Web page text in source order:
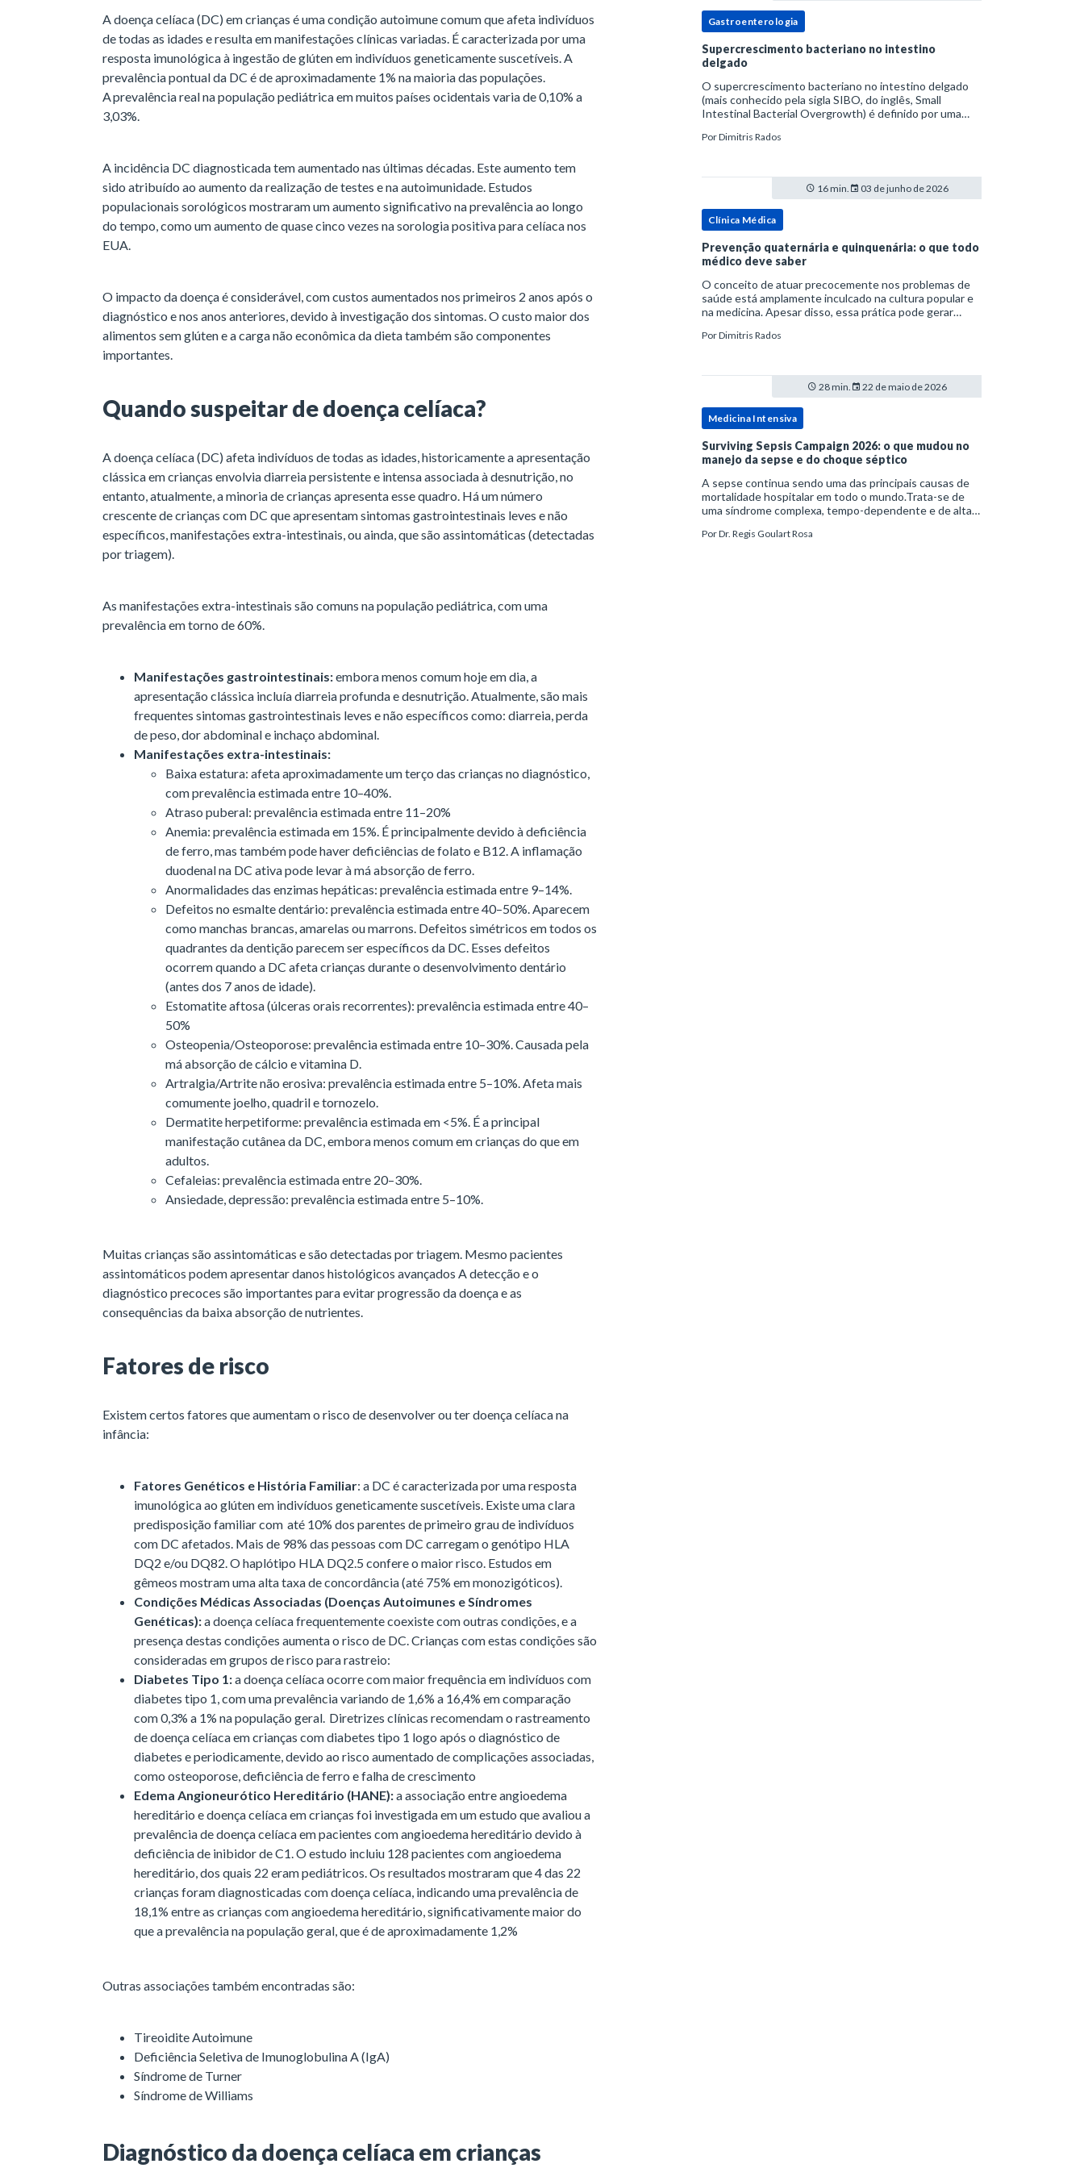
A doença celíaca (DC) em crianças é uma condição autoimune comum que afeta indivíduos
de todas as idades e resulta em manifestações clínicas variadas. É caracterizada por uma
resposta imunológica à ingestão de glúten em indivíduos geneticamente suscetíveis. A
prevalência pontual da DC é de aproximadamente 1% na maioria das populações.
A prevalência real na população pediátrica em muitos países ocidentais varia de 0,10% a
3,03%.
A incidência DC diagnosticada tem aumentado nas últimas décadas. Este aumento tem
sido atribuído ao aumento da realização de testes e na autoimunidade. Estudos
populacionais sorológicos mostraram um aumento significativo na prevalência ao longo
do tempo, como um aumento de quase cinco vezes na sorologia positiva para celíaca nos
EUA.
O impacto da doença é considerável, com custos aumentados nos primeiros 2 anos após o
diagnóstico e nos anos anteriores, devido à investigação dos sintomas. O custo maior dos
alimentos sem glúten e a carga não econômica da dieta também são componentes
importantes.
Quando suspeitar de doença celíaca?
A doença celíaca (DC) afeta indivíduos de todas as idades, historicamente a apresentação
clássica em crianças envolvia diarreia persistente e intensa associada à desnutrição, no
entanto, atualmente, a minoria de crianças apresenta esse quadro. Há um número
crescente de crianças com DC que apresentam sintomas gastrointestinais leves e não
específicos, manifestações extra-intestinais, ou ainda, que são assintomáticas (detectadas
por triagem).
As manifestações extra-intestinais são comuns na população pediátrica, com uma
prevalência em torno de 60%.
Manifestações gastrointestinais:embora menos comum hoje em dia, a
apresentação clássica incluía diarreia profunda e desnutrição. Atualmente, são mais
frequentes sintomas gastrointestinais leves e não específicos como: diarreia, perda
de peso, dor abdominal e inchaço abdominal.
Manifestações extra-intestinais:
Baixa estatura: afeta aproximadamente um terço das crianças no diagnóstico,
com prevalência estimada entre 10–40%.
Atraso puberal: prevalência estimada entre 11–20%
Anemia: prevalência estimada em 15%. É principalmente devido à deficiência
de ferro, mas também pode haver deficiências de folato e B12. A inflamação
duodenal na DC ativa pode levar à má absorção de ferro.
Anormalidades das enzimas hepáticas: prevalência estimada entre 9–14%.
Defeitos no esmalte dentário: prevalência estimada entre 40–50%. Aparecem
como manchas brancas, amarelas ou marrons. Defeitos simétricos em todos os
quadrantes da dentição parecem ser específicos da DC. Esses defeitos
ocorrem quando a DC afeta crianças durante o desenvolvimento dentário
(antes dos 7 anos de idade).
Estomatite aftosa (úlceras orais recorrentes): prevalência estimada entre 40–
50%
Osteopenia/Osteoporose: prevalência estimada entre 10–30%. Causada pela
má absorção de cálcio e vitamina D.
Artralgia/Artrite não erosiva: prevalência estimada entre 5–10%. Afeta mais
comumente joelho, quadril e tornozelo.
Dermatite herpetiforme: prevalência estimada em <5%. É a principal
manifestação cutânea da DC, embora menos comum em crianças do que em
adultos.
Cefaleias: prevalência estimada entre 20–30%.
Ansiedade, depressão: prevalência estimada entre 5–10%.
Muitas crianças são assintomáticas e são detectadas por triagem. Mesmo pacientes
assintomáticos podem apresentar danos histológicos avançados A detecção e o
diagnóstico precoces são importantes para evitar progressão da doença e as
consequências da baixa absorção de nutrientes.
Fatores de risco
Existem certos fatores que aumentam o risco de desenvolver ou ter doença celíaca na
infância:
Fatores Genéticos e História Familiar: a DC é caracterizada por uma resposta
imunológica ao glúten em indivíduos geneticamente suscetíveis. Existe uma clara
predisposição familiar com até 10% dos parentes de primeiro grau de indivíduos
com DC afetados. Mais de 98% das pessoas com DC carregam o genótipo HLA
DQ2 e/ou DQ82. O haplótipo HLA DQ2.5 confere o maior risco. Estudos em
gêmeos mostram uma alta taxa de concordância (até 75% em monozigóticos).
Condições Médicas Associadas (Doenças Autoimunes e Síndromes
Genéticas):a doença celíaca frequentemente coexiste com outras condições, e a
presença destas condições aumenta o risco de DC. Crianças com estas condições são
consideradas em grupos de risco para rastreio:
Diabetes Tipo 1:a doença celíaca ocorre com maior frequência em indivíduos com
diabetes tipo 1, com uma prevalência variando de 1,6% a 16,4% em comparação
com 0,3% a 1% na população geral. Diretrizes clínicas recomendam o rastreamento
de doença celíaca em crianças com diabetes tipo 1 logo após o diagnóstico de
diabetes e periodicamente, devido ao risco aumentado de complicações associadas,
como osteoporose, deficiência de ferro e falha de crescimento
Edema Angioneurótico Hereditário (HANE):a associação entre angioedema
hereditário e doença celíaca em crianças foi investigada em um estudo que avaliou a
prevalência de doença celíaca em pacientes com angioedema hereditário devido à
deficiência de inibidor de C1. O estudo incluiu 128 pacientes com angioedema
hereditário, dos quais 22 eram pediátricos. Os resultados mostraram que 4 das 22
crianças foram diagnosticadas com doença celíaca, indicando uma prevalência de
18,1% entre as crianças com angioedema hereditário, significativamente maior do
que a prevalência na população geral, que é de aproximadamente 1,2%
Outras associações também encontradas são:
Tireoidite Autoimune
Deficiência Seletiva de Imunoglobulina A (IgA)
Síndrome de Turner
Síndrome de Williams
Diagnóstico da doença celíaca em crianças
Gastroenterologia
Supercrescimento bacteriano no intestino
delgado
O supercrescimento bacteriano no intestino delgado
(mais conhecido pela sigla SIBO, do inglês, Small
Intestinal Bacterial Overgrowth) é definido por uma
específica de disbiose do trato digestivo. P
PorDimitris Rados
16 min. 03 de junho de 2026
Clínica Médica
Prevenção quaternária e quinquenária: o que todo
médico deve saber
O conceito de atuar precocemente nos problemas de
saúde está amplamente inculcado na cultura popular e
na medicina. Apesar disso, essa prática pode gerar
tratamentos podem advir de prevenção excessiva
PorDimitris Rados
28 min. 22 de maio de 2026
Medicina Intensiva
Surviving Sepsis Campaign 2026: o que mudou no
manejo da sepse e do choque séptico
A sepse continua sendo uma das principais causas de
mortalidade hospitalar em todo o mundo.Trata-se de
uma síndrome complexa, tempo-dependente e de alta
manejo estruturado são determinantes para o desfe
PorDr. Regis Goulart Rosa